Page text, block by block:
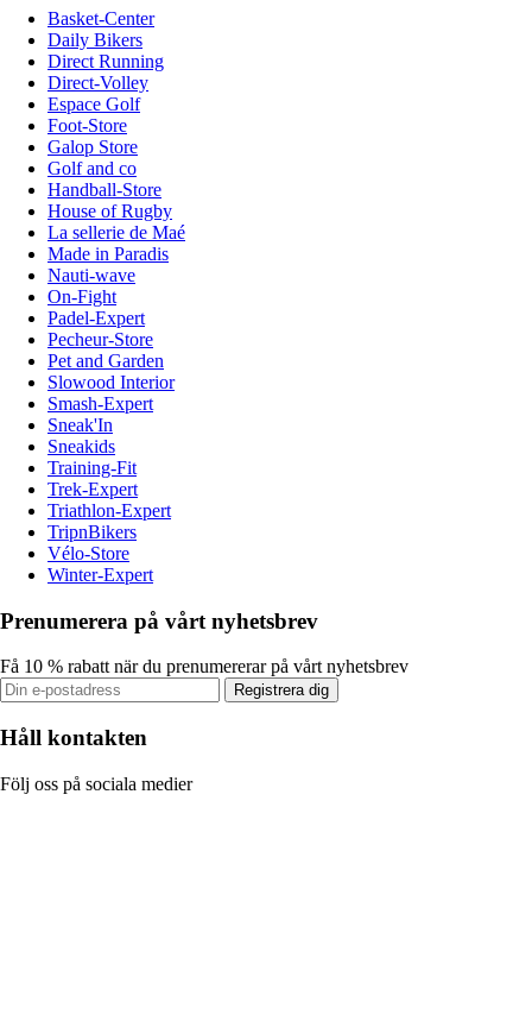
Basket-Center
Daily Bikers
Direct Running
Direct-Volley
Espace Golf
Foot-Store
Galop Store
Golf and co
Handball-Store
House of Rugby
La sellerie de Maé
Made in Paradis
Nauti-wave
On-Fight
Padel-Expert
Pecheur-Store
Pet and Garden
Slowood Interior
Smash-Expert
Sneak'In
Sneakids
Training-Fit
Trek-Expert
Triathlon-Expert
TripnBikers
Vélo-Store
Winter-Expert
Prenumerera på vårt nyhetsbrev
Få 10 % rabatt när du prenumererar på vårt nyhetsbrev
Registrera dig
Håll kontakten
Följ oss på sociala medier